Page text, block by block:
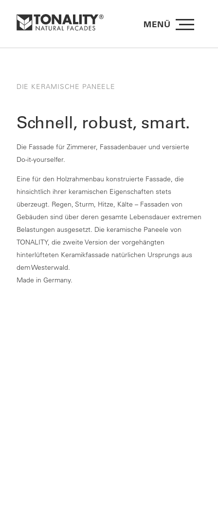
MENÜ
DIE KERAMISCHE PANEELE
Schnell, robust, smart.
Die Fassade für Zimmerer, Fassadenbauer und versierte
Do-it-yourselfer.
Eine für den Holzrahmenbau konstruierte Fassade, die
hinsichtlich ihrer keramischen Eigenschaften stets
überzeugt. Regen, Sturm, Hitze, Kälte – Fassaden von
Gebäuden sind über deren gesamte Lebensdauer extremen
Belastungen ausgesetzt. Die keramische Paneele von
TONALITY, die zweite Version der vorgehängten
hinterlüfteten Keramikfassade natürlichen Ursprungs aus
dem Westerwald.
Made in Germany.